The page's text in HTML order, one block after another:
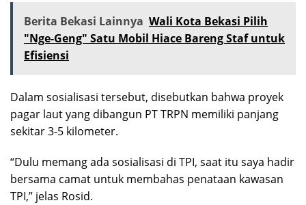
Berita Bekasi Lainnya Wali Kota Bekasi Pilih
"Nge-Geng" Satu Mobil Hiace Bareng Staf untuk
Efisiensi
Dalam sosialisasi tersebut, disebutkan bahwa proyek
pagar laut yang dibangun PT TRPN memiliki panjang
sekitar 3-5 kilometer.
“Dulu memang ada sosialisasi di TPI, saat itu saya hadir
bersama camat untuk membahas penataan kawasan
TPI,” jelas Rosid.